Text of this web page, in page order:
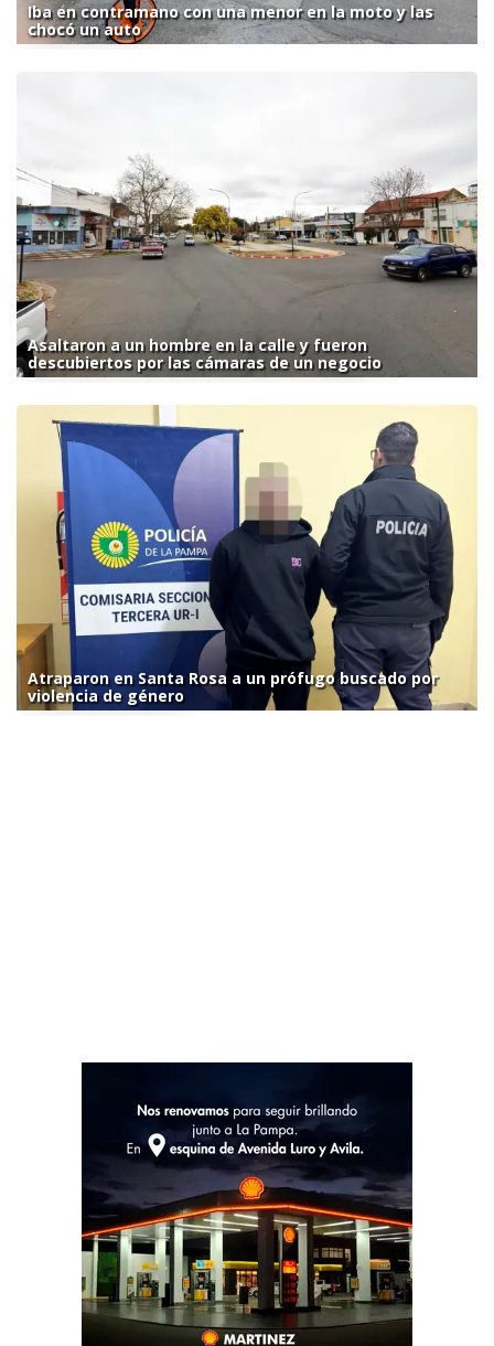
Iba en contramano con una menor en la moto y las
chocó un auto
Asaltaron a un hombre en la calle y fueron
descubiertos por las cámaras de un negocio
Atraparon en Santa Rosa a un prófugo buscado por
violencia de género